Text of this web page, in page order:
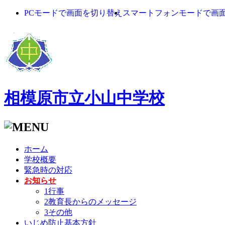
PCモードで画面を切り替え スマートフォンモードで画
相模原市立小山中学校
ホーム
学校概要
緊急時の対応
お知らせ
1行事
2教育長からのメッセージ
3その他
いじめ防止基本方針